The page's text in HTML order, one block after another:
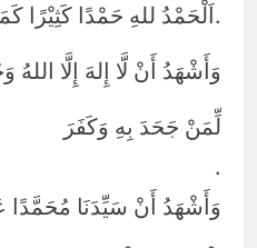
اَلْحَمْدُ للهِ حَمْدًا كَثِيْرًا .
وَأَشْهَدُ أَنْ لَّا إِلهَ إِلَّا
لِّمَنْ جَحَدَ بِهِ وَكَفَرَ
.
وَأَشْهَدُ أَنْ سَيِّدَنَا مُحَمَّدًا